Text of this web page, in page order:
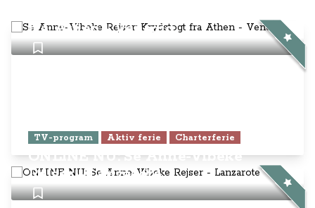
fra Athen - Venedig
TV-program Aktiv ferie Charterferie
ONLINE NU: Se Anne-Vibeke
Rejser - Lanzarote